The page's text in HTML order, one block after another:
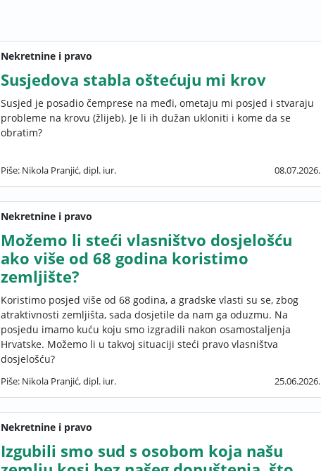
Nekretnine i pravo
Susjedova stabla oštećuju mi krov
Susjed je posadio čemprese na međi, ometaju mi posjed i stvaraju
probleme na krovu (žlijeb). Je li ih dužan ukloniti i kome da se
obratim?
Piše: Nikola Pranjić, dipl. iur. 08.07.2026.
Nekretnine i pravo
Možemo li steći vlasništvo dosjelošću
ako više od 68 godina koristimo
zemljište?
Koristimo posjed više od 68 godina, a gradske vlasti su se, zbog
atraktivnosti zemljišta, sada dosjetile da nam ga oduzmu. Na
posjedu imamo kuću koju smo izgradili nakon osamostaljenja
Hrvatske. Možemo li u takvoj situaciji steći pravo vlasništva
dosjelošću?
Piše: Nikola Pranjić, dipl. iur. 25.06.2026.
Nekretnine i pravo
Izgubili smo sud s osobom koja našu